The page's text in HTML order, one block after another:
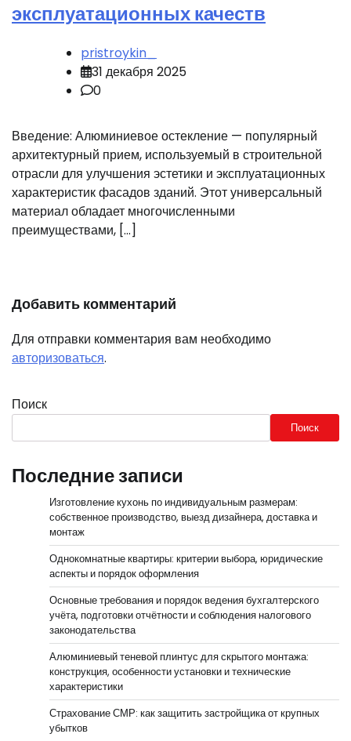
эксплуатационных качеств
pristroykin_
31 декабря 2025
0
Введение: Алюминиевое остекление — популярный
архитектурный прием, используемый в строительной
отрасли для улучшения эстетики и эксплуатационных
характеристик фасадов зданий. Этот универсальный
материал обладает многочисленными
преимуществами, […]
Добавить комментарий
Для отправки комментария вам необходимо
авторизоваться.
Поиск
Поиск
Последние записи
Изготовление кухонь по индивидуальным размерам:
собственное производство, выезд дизайнера, доставка и
монтаж
Однокомнатные квартиры: критерии выбора, юридические
аспекты и порядок оформления
Основные требования и порядок ведения бухгалтерского
учёта, подготовки отчётности и соблюдения налогового
законодательства
Алюминиевый теневой плинтус для скрытого монтажа:
конструкция, особенности установки и технические
характеристики
Страхование СМР: как защитить застройщика от крупных
убытков